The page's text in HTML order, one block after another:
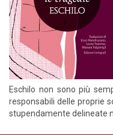
Eschilo non sono più
responsabili delle proprie
stupendamente delineate